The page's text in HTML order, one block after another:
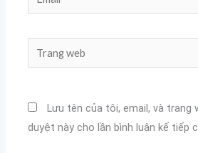
Trang
web
Lưu tên của tôi, email, và trang
duyệt này cho lần bình luận kế tiếp